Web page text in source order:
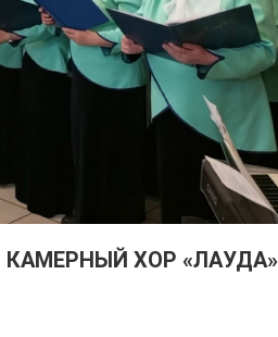
ХОР «ЛАУДА»